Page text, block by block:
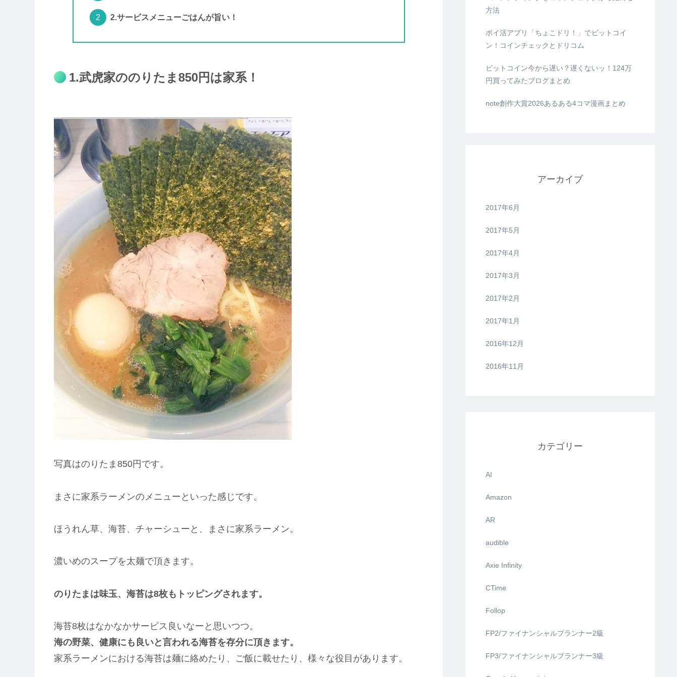
2.サービスメニューごはんが旨い！
1.武虎家ののりたま850円は家系！
写真はのりたま850円です。
まさに家系ラーメンのメニューといった感じです。
ほうれん草、海苔、チャーシューと、まさに家系ラーメン。
濃いめのスープを太麺で頂きます。
のりたまは味玉、海苔は8枚もトッピングされます。
海苔8枚はなかなかサービス良いなーと思いつつ。
海の野菜、健康にも良いと言われる海苔を存分に頂きます。
家系ラーメンにおける海苔は麺に絡めたり、ご飯に載せたり、様々な役目があります。
方法
ポイ活アプリ「ちょこドリ！」でビットコイ
ン！コインチェックとドリコム
ビットコイン今から遅い？遅くないッ！124万
円買ってみたブログまとめ
note創作大賞2026あるある4コマ漫画まとめ
アーカイブ
2017年6月
2017年5月
2017年4月
2017年3月
2017年2月
2017年1月
2016年12月
2016年11月
カテゴリー
AI
Amazon
AR
audible
Axie Infinity
CTime
Follop
FP2/ファイナンシャルプランナー2級
FP3/ファイナンシャルプランナー3級